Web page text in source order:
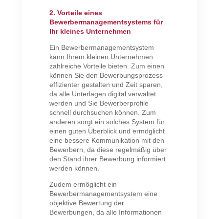
2. Vorteile eines
Bewerbermanagementsystems für
Ihr kleines Unternehmen
Ein Bewerbermanagementsystem
kann Ihrem kleinen Unternehmen
zahlreiche Vorteile bieten. Zum einen
können Sie den Bewerbungsprozess
effizienter gestalten und Zeit sparen,
da alle Unterlagen digital verwaltet
werden und Sie Bewerberprofile
schnell durchsuchen können. Zum
anderen sorgt ein solches System für
einen guten Überblick und ermöglicht
eine bessere Kommunikation mit den
Bewerbern, da diese regelmäßig über
den Stand ihrer Bewerbung informiert
werden können.
Zudem ermöglicht ein
Bewerbermanagementsystem eine
objektive Bewertung der
Bewerbungen, da alle Informationen